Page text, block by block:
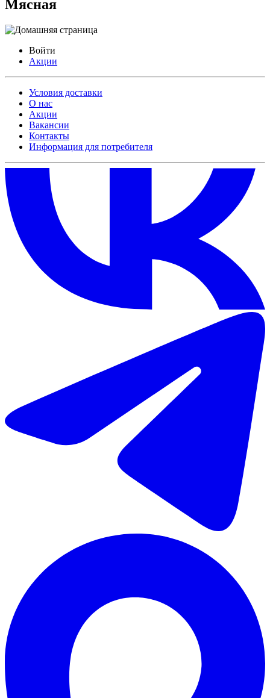
Мясная
Войти
Акции
Условия доставки
О нас
Акции
Вакансии
Контакты
Информация для потребителя